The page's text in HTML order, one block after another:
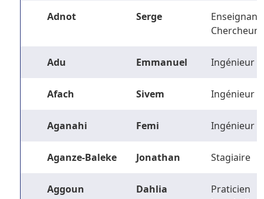
Adnot Serge
Enseignant-
Chercheur
Adu Emmanuel Ingénieur
Afach Sivem Ingénieur
Aganahi Femi Ingénieur
Aganze-Baleke Jonathan Stagiaire
Aggoun Dahlia
Praticien